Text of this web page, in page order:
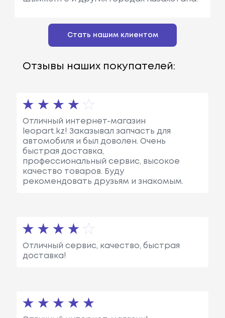
Стать нашим клиентом
Отзывы наших покупателей:
Отличный интернет-магазин
leopart.kz! Заказывал запчасть для
автомобиля и был доволен. Очень
быстрая доставка,
профессиональный сервис, высокое
качество товаров. Буду
рекомендовать друзьям и знакомым.
Отличный сервис, качество, быстрая
доставка!